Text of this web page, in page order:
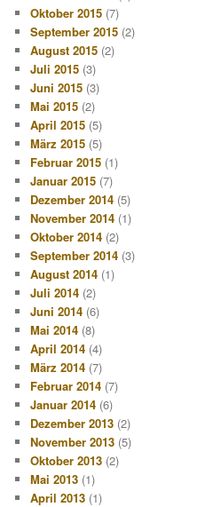
Oktober 2015 (7)
September 2015 (2)
August 2015 (2)
Juli 2015 (3)
Juni 2015 (3)
Mai 2015 (2)
April 2015 (5)
März 2015 (5)
Februar 2015 (1)
Januar 2015 (7)
Dezember 2014 (5)
November 2014 (1)
Oktober 2014 (2)
September 2014 (3)
August 2014 (1)
Juli 2014 (2)
Juni 2014 (6)
Mai 2014 (8)
April 2014 (4)
März 2014 (7)
Februar 2014 (7)
Januar 2014 (6)
Dezember 2013 (2)
November 2013 (5)
Oktober 2013 (2)
Mai 2013 (1)
April 2013 (1)